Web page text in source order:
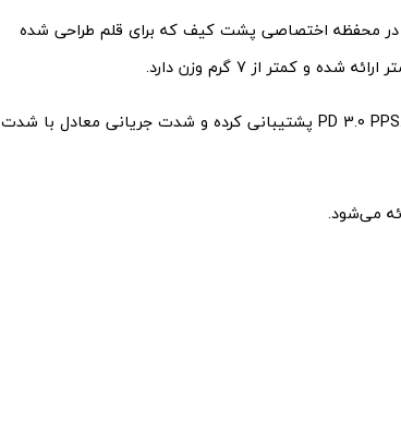
در محفظه اختصاصی پشت کیف که برای قلم طراحی شده
آداپتور اصلی نیز از تکنولوژی شارژر سریع PD 3.0 PPS. 25W پشتیبانی کرده و شدت جریانی معادل با شدت
می‌شود.